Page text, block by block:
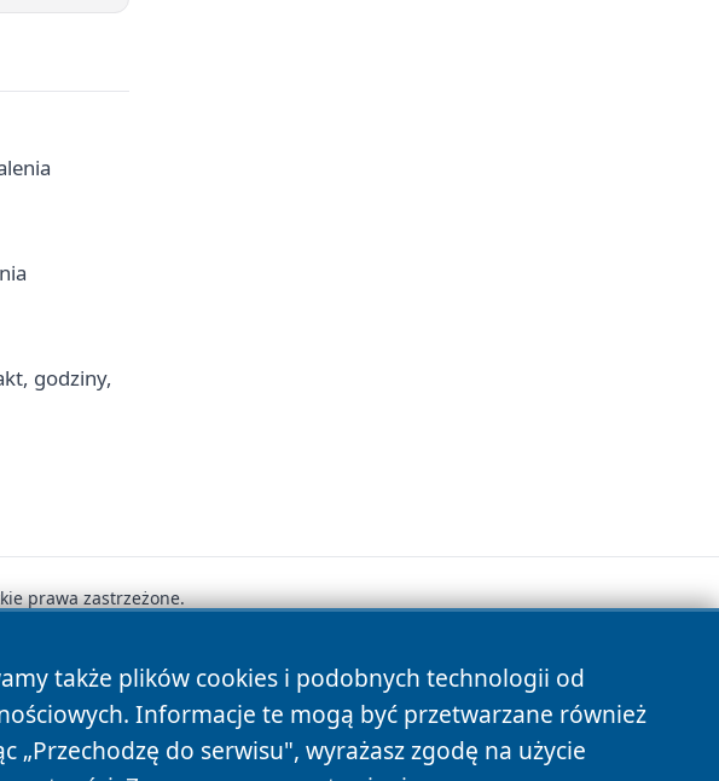
godziny,
także plików cookies i podobnych technologii od
Informacje te mogą być przetwarzane również
do serwisu", wyrażasz zgodę na użycie
prawa zastrzeżone.
Polityka Cookies